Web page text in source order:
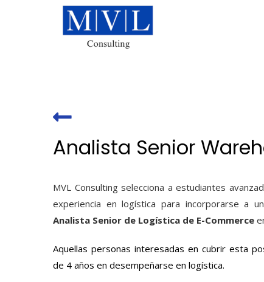
Analista Senior
MVL Consulting selecciona a estudiantes
experiencia en logística para incorporarse a
Analista Senior de Logística de E-Commerce
Aquellas personas interesadas en cubrir esta
de 4 años en desempeñarse en logística.